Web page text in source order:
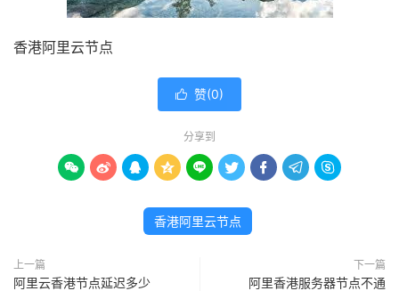
香港阿里云节点
 赞(0)
分享到
        
香港阿里云节点
上一篇
阿里云香港节点延迟多少
下一篇
阿里香港服务器节点不通